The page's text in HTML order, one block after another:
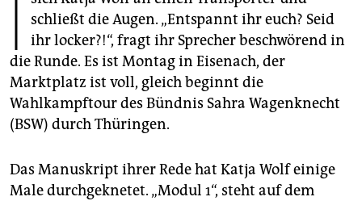
schließt die Augen. „Entspannt ihr euch? Seid
ihr locker?!“, fragt ihr Sprecher beschwörend in
die Runde. Es ist Montag in Eisenach, der
Marktplatz ist voll, gleich beginnt die
Wahlkampftour des Bündnis Sahra Wagenknecht
(BSW) durch Thüringen.
Das Manuskript ihrer Rede hat Katja Wolf einige
Male durchgeknetet. „Modul 1“, steht auf dem